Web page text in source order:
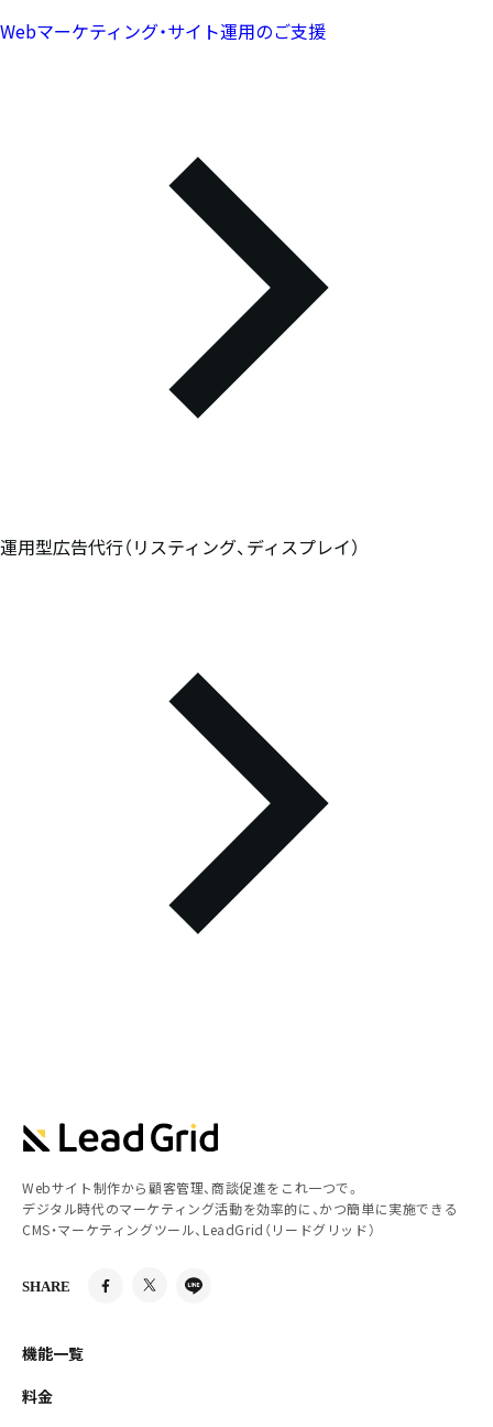
Webマーケティング・サイト運用のご支援
運用型広告代行（リスティング、ディスプレイ）
Webサイト制作から顧客管理、商談促進をこれ一つで。
デジタル時代のマーケティング活動を効率的に、かつ簡単に実施できる
CMS・マーケティングツール、LeadGrid（リードグリッド）
SHARE
機能一覧
料金